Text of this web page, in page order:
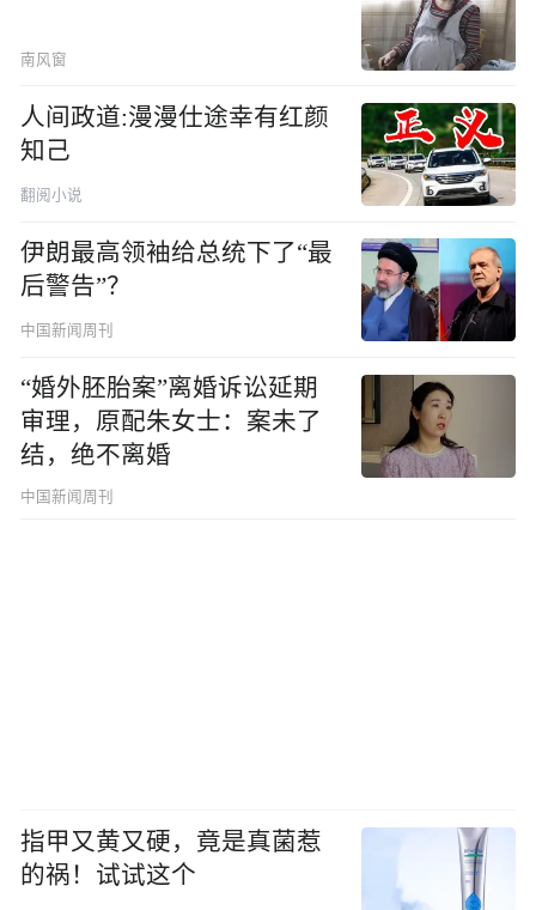
南风窗
人间政道:漫漫仕途幸有红颜
知己
翻阅小说
伊朗最高领袖给总统下了“最
后警告”？
中国新闻周刊
“婚外胚胎案”离婚诉讼延期
审理，原配朱女士：案未了
结，绝不离婚
中国新闻周刊
指甲又黄又硬，竟是真菌惹
的祸！试试这个